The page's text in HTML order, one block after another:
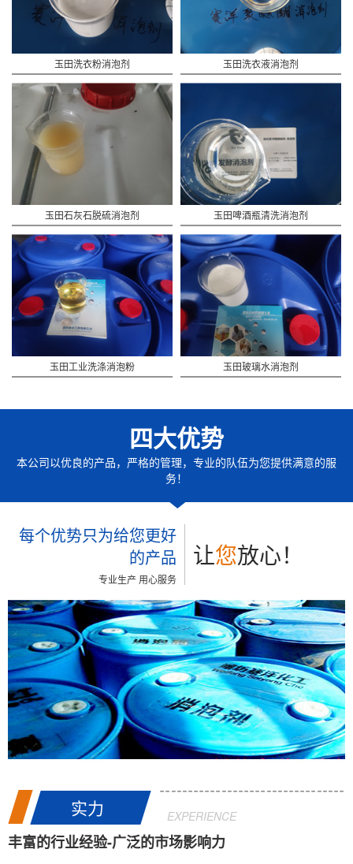
玉田洗衣粉消泡剂 玉田洗衣液消泡剂
玉田石灰石脱硫消泡剂 玉田啤酒瓶清洗消泡剂
玉田工业洗涤消泡粉 玉田玻璃水消泡剂
四大优势
本公司以优良的产品，严格的管理，专业的队伍为您提供满意的服
务！
每个优势只为给您更好
的产品
专业生产 用心服务
让您放心！
实力 EXPERIENCE
丰富的行业经验-广泛的市场影响力